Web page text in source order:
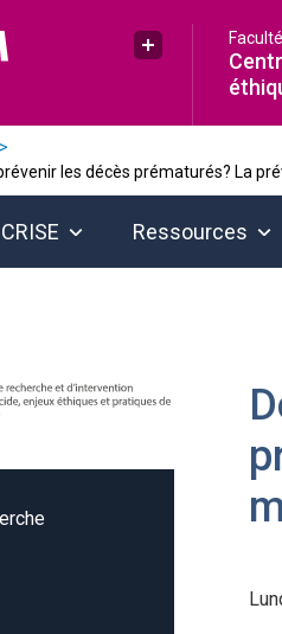
Plus UQAM
les décès prématurés? La
Ressources